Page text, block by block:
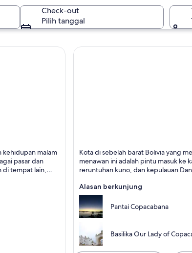
Check-out
Pilih tanggal
Pemandangan
kehidupan malam
pasar dan
di tempat lain,
Kopakabana
Terkenal dengan Danau,
Kota di sebelah barat Bolivia yang
menawan ini adalah pintu masuk ke
reruntuhan kuno, dan kepulauan
Alasan berkunjung
Pantai Copacabana
Basilika Our Lady of